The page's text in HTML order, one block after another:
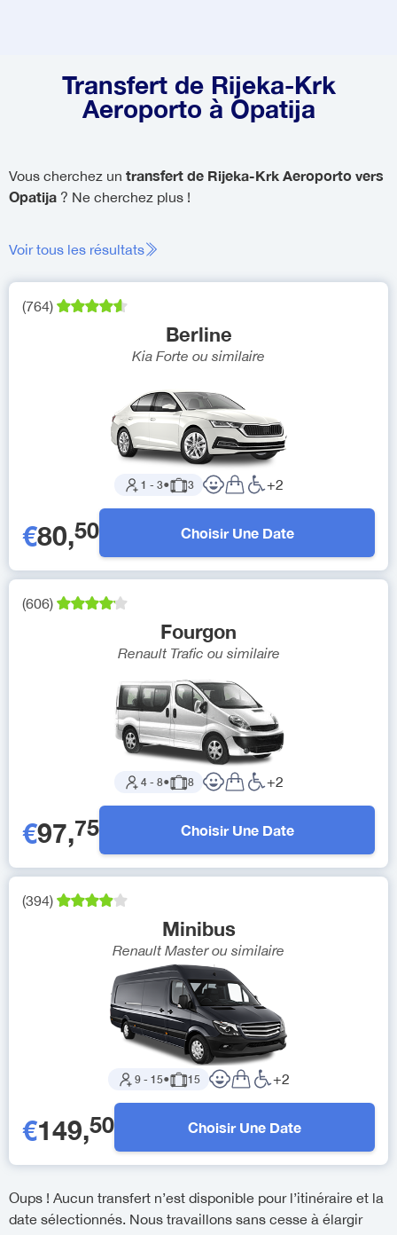
Transfert de Rijeka-Krk
Aeroporto à Opatija
Vous cherchez un transfert de Rijeka-Krk Aeroporto vers
Opatija ? Ne cherchez plus !
Voir tous les résultats
(764)
Berline
Kia Forte ou similaire
1 - 3● 3 +2
€80,50 Choisir Une Date
(606)
Fourgon
Renault Trafic ou similaire
4- 8● 8 +2
€97,75 Choisir Une Date
(394)
Minibus
Renault Master ou similaire
9- 15● 15 +2
€149,50 Choisir Une Date
Oups ! Aucun transfert n’est disponible pour l’itinéraire et la
date sélectionnés. Nous travaillons sans cesse à élargir